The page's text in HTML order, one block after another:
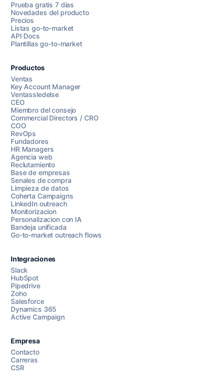
Chatea con nosotros
Prueba gratis 7 dias
Novedades del producto
Precios
Listas go-to-market
API Docs
Plantillas go-to-market
Productos
Ventas
Key Account Manager
Ventassledelse
CEO
Miembro del consejo
Commercial Directors / CRO
COO
RevOps
Fundadores
HR Managers
Agencia web
Reclutamiento
Base de empresas
Senales de compra
Limpieza de datos
Coherta Campaigns
LinkedIn outreach
Monitorizacion
Personalizacion con IA
Bandeja unificada
Go-to-market outreach flows
Integraciones
Slack
HubSpot
Pipedrive
Zoho
Salesforce
Dynamics 365
Active Campaign
Empresa
Contacto
Carreras
CSR